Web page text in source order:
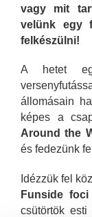
vagy mit
velünk egy
felkészülni!
A hetet
állomásain
képes a
Around the
és fedezünk
Idézzük fel
Funside foci
csütörtök esti